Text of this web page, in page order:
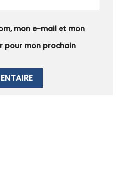
mon e-mail et mon
pour mon prochain